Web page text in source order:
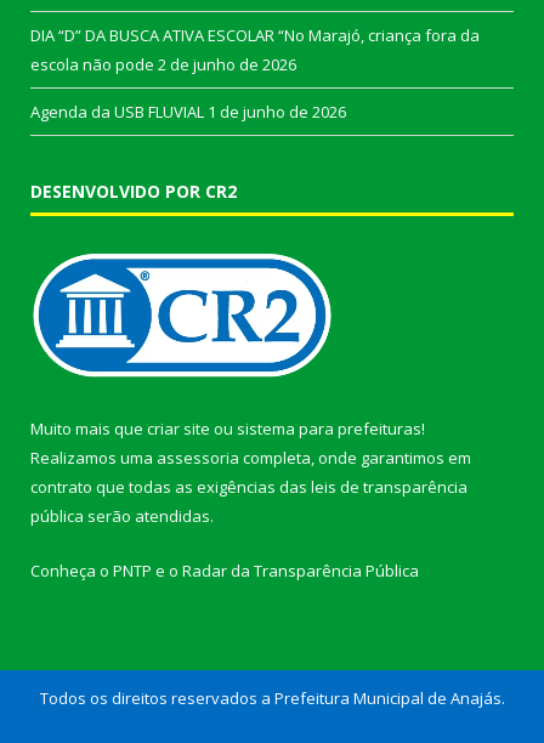
DIA “D” DA BUSCA ATIVA ESCOLAR “No Marajó, criança fora da
escola não pode 2 de junho de 2026
Agenda da USB FLUVIAL 1 de junho de 2026
DESENVOLVIDO POR CR2
Muito mais que criar site ou sistema para prefeituras!
Realizamos uma assessoria completa, onde garantimos em
contrato que todas as exigências das leis de transparência
pública serão atendidas.
Conheça o PNTP e o Radar da Transparência Pública
Todos os direitos reservados a Prefeitura Municipal de Anajás.